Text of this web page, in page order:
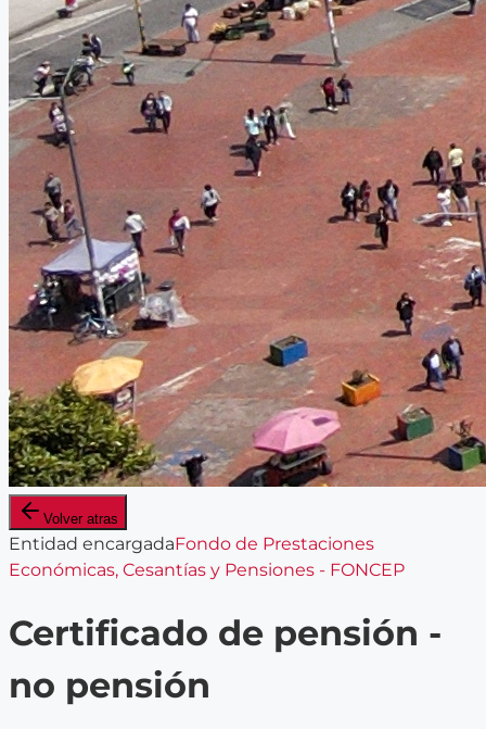
Volver atras
Entidad encargadaFondo de Prestaciones
Económicas, Cesantías y Pensiones - FONCEP
Certificado de pensión -
no pensión